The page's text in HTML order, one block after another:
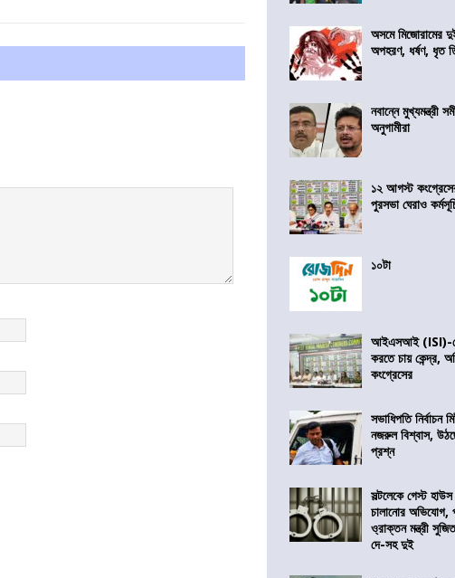
অসমে মিজোরামের
অপহরণ, ধর্ষণ, ধৃত
নবান্নে মুখ্যমন্ত্রী
অনুগামীরা
১২ আগস্ট
পুরসভা ঘেরাও
১০টা
আইএসআই (ISI)-
করতে চায় কেন্দ্র,
কংগ্রেসের
সভাধিপতি নির্বাচন
নজরুল বিশ্বাস,
প্রশ্ন
সল্টলেকে গেস্ট
চালানোর অভিযোগ,
ও্রাক্তন মন্ত্রী
দে-সহ দুই